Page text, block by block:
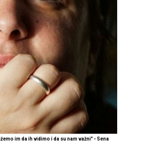
im da ih vidimo i da su nam važni" - Sena